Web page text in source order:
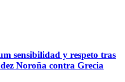
sensibilidad y respeto tras
Noroña contra Grecia